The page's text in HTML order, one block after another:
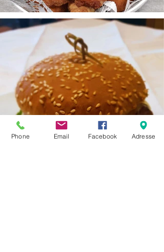
Phone Email Facebook Adresse